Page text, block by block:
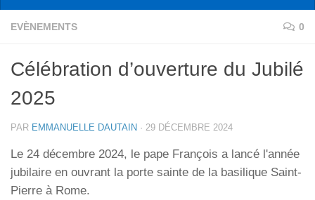
EVÈNEMENTS 0
Célébration d’ouverture du Jubilé
2025
PAR EMMANUELLE DAUTAIN · 29 DÉCEMBRE 2024
Le 24 décembre 2024, le pape François a lancé l'année
jubilaire en ouvrant la porte sainte de la basilique Saint-
Pierre à Rome.